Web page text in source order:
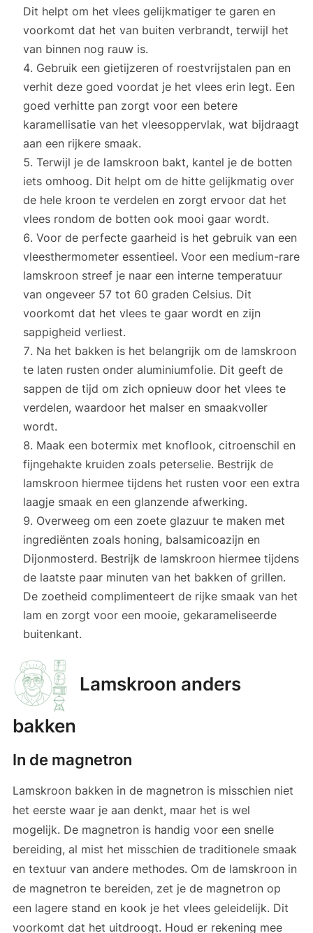
Dit helpt om het vlees gelijkmatiger te garen en
voorkomt dat het van buiten verbrandt, terwijl het
van binnen nog rauw is.
Gebruik een gietijzeren of roestvrijstalen pan en
verhit deze goed voordat je het vlees erin legt. Een
goed verhitte pan zorgt voor een betere
karamellisatie van het vleesoppervlak, wat bijdraagt
aan een rijkere smaak.
Terwijl je de lamskroon bakt, kantel je de botten
iets omhoog. Dit helpt om de hitte gelijkmatig over
de hele kroon te verdelen en zorgt ervoor dat het
vlees rondom de botten ook mooi gaar wordt.
Voor de perfecte gaarheid is het gebruik van een
vleesthermometer essentieel. Voor een medium-rare
lamskroon streef je naar een interne temperatuur
van ongeveer 57 tot 60 graden Celsius. Dit
voorkomt dat het vlees te gaar wordt en zijn
sappigheid verliest.
Na het bakken is het belangrijk om de lamskroon
te laten rusten onder aluminiumfolie. Dit geeft de
sappen de tijd om zich opnieuw door het vlees te
verdelen, waardoor het malser en smaakvoller
wordt.
Maak een botermix met knoflook, citroenschil en
fijngehakte kruiden zoals peterselie. Bestrijk de
lamskroon hiermee tijdens het rusten voor een extra
laagje smaak en een glanzende afwerking.
Overweeg om een zoete glazuur te maken met
ingrediënten zoals honing, balsamicoazijn en
Dijonmosterd. Bestrijk de lamskroon hiermee tijdens
de laatste paar minuten van het bakken of grillen.
De zoetheid complimenteert de rijke smaak van het
lam en zorgt voor een mooie, gekarameliseerde
buitenkant.
Lamskroon anders
bakken
In de magnetron
Lamskroon bakken in de magnetron is misschien niet
het eerste waar je aan denkt, maar het is wel
mogelijk. De magnetron is handig voor een snelle
bereiding, al mist het misschien de traditionele smaak
en textuur van andere methodes. Om de lamskroon in
de magnetron te bereiden, zet je de magnetron op
een lagere stand en kook je het vlees geleidelijk. Dit
voorkomt dat het uitdroogt. Houd er rekening mee